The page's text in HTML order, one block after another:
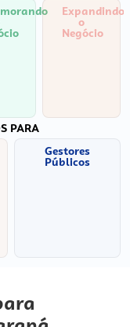
Expandindo
o
Negócio
PARA
Gestores
Públicos